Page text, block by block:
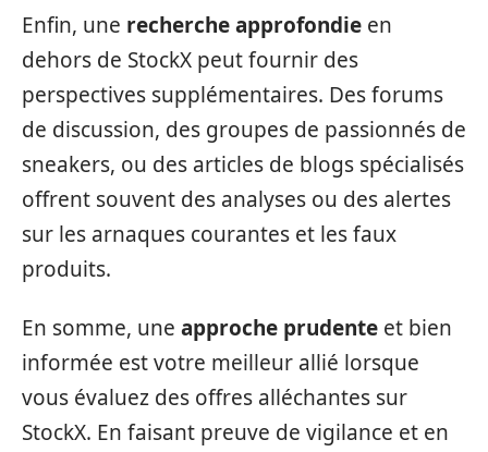
Enfin, une recherche approfondie en
dehors de StockX peut fournir des
perspectives supplémentaires. Des forums
de discussion, des groupes de passionnés de
sneakers, ou des articles de blogs spécialisés
offrent souvent des analyses ou des alertes
sur les arnaques courantes et les faux
produits.
En somme, une approche prudente et bien
informée est votre meilleur allié lorsque
vous évaluez des offres alléchantes sur
StockX. En faisant preuve de vigilance et en